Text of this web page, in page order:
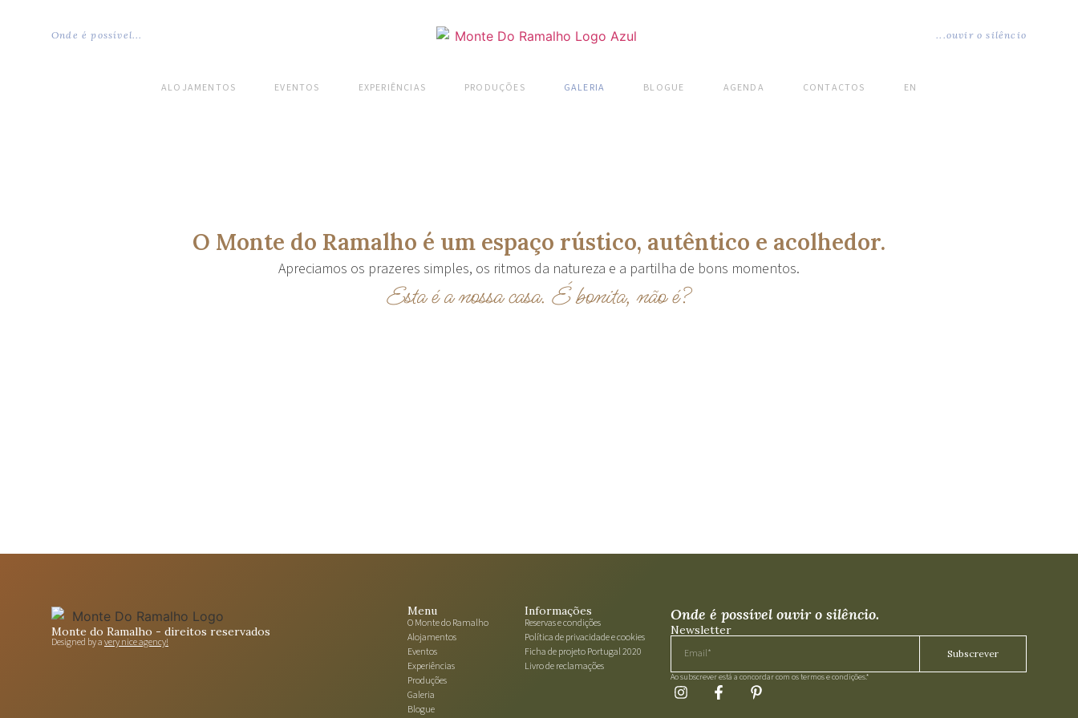
Onde é possível... ...ouvir o silêncio
ALOJAMENTOS EVENTOS EXPERIÊNCIAS PRODUÇÕES GALERIA BLOGUE AGENDA CONTACTOS EN
O Monte do Ramalho é um espaço rústico, autêntico e acolhedor.
Apreciamos os prazeres simples, os ritmos da natureza e a partilha de bons momentos.
Esta é a nossa casa. É bonita, não é?
Monte do Ramalho - direitos reservados
Designed by avery nice agency!
Menu
O Monte do Ramalho
Alojamentos
Eventos
Experiências
Produções
Galeria
Blogue
Informações
Reservas e condições​
Política de privacidade e cookies​
Ficha de projeto Portugal 2020
Livro de reclamações​
Onde é possível ouvir o silêncio.
Newsletter
Subscrever
Ao subscrever está a concordar com os termos e condições.*​